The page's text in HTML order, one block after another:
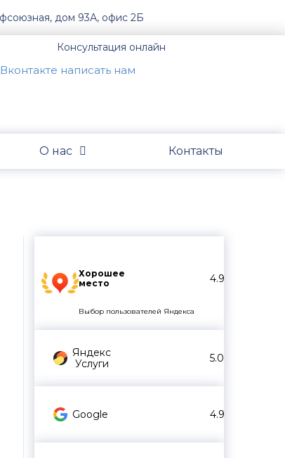
дом 93А, офис 2Б
Консультация онлайн
О нас Контакты
Хорошее
место
4.9
Выбор пользователей Яндекса
Яндекс
Услуги
5.0
Google 4.9